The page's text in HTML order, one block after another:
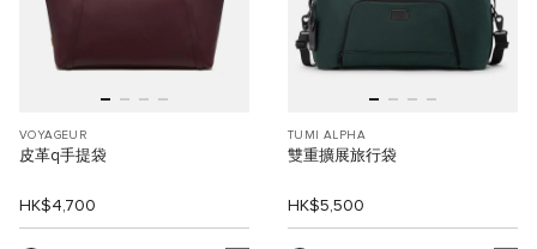
VOYAGEUR
皮革q手提袋
HK$4,700
TUMI ALPHA
雙重擴展旅行袋
HK$5,500